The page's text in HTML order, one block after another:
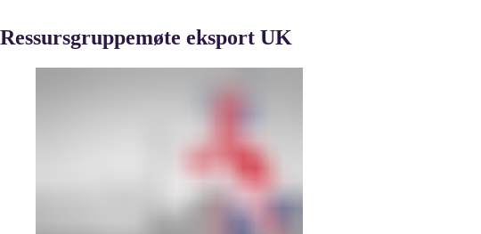
Ressursgruppemøte eksport UK